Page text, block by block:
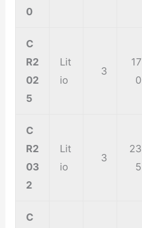
0
C
R2
02
5
Lit
io
3
17
0
C
R2
03
2
Lit
io
3
23
5
C